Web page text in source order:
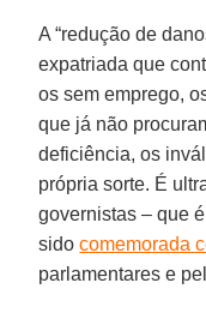
A “redução de
expatriada que
os sem emprego,
que já não
deficiência, os
própria sorte. É
governistas – que
sidocomemorada
parlamentares e